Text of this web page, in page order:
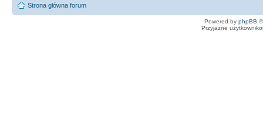
Strona główna forum
Powered by phpBB
Przyjazne